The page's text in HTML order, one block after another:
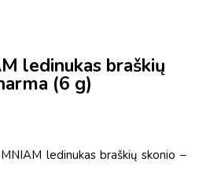
ledinukas braškių
(6 g)
ledinukas braškių skonio –